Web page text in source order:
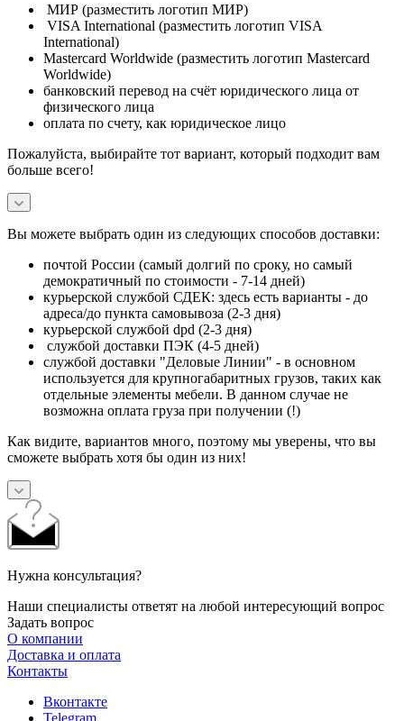
МИР (разместить логотип МИР)
VISA International (разместить логотип VISA
International)
Mastercard Worldwide (разместить логотип Mastercard
Worldwide)
банковский перевод на счёт юридического лица от
физического лица
оплата по счету, как юридическое лицо
Пожалуйста, выбирайте тот вариант, который подходит вам
больше всего!
Вы можете выбрать один из следующих способов доставки:
почтой России (самый долгий по сроку, но самый
демократичный по стоимости - 7-14 дней)
курьерской службой СДЕК: здесь есть варианты - до
адреса/до пункта самовывоза (2-3 дня)
курьерской службой dpd (2-3 дня)
службой доставки ПЭК (4-5 дней)
службой доставки "Деловые Линии" - в основном
используется для крупногабаритных грузов, таких как
отдельные элементы мебели. В данном случае не
возможна оплата груза при получении (!)
Как видите, вариантов много, поэтому мы уверены, что вы
сможете выбрать хотя бы один из них!
Нужна консультация?
Наши специалисты ответят на любой интересующий вопрос
Задать вопрос
О компании
Доставка и оплата
Контакты
Вконтакте
Telegram